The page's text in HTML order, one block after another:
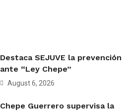
Destaca SEJUVE la prevención
ante “Ley Chepe”
August 6, 2026
Chepe Guerrero supervisa la